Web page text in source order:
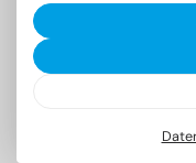
DIN 963 A2 M
Senkschrauben mit Schlitz